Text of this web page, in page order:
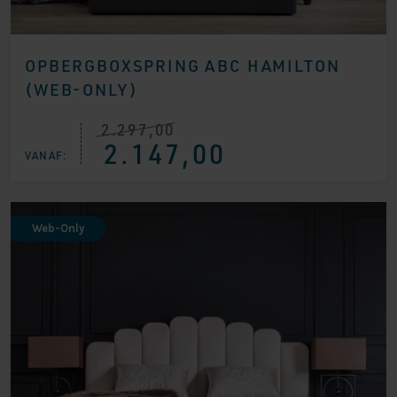
OPBERGBOXSPRING ABC HAMILTON
(WEB-ONLY)
VANAF:
2.297,00
Oorspronkelijke
prijs
was:
2.147,00
Huidige
prijs
is:
Web-Only